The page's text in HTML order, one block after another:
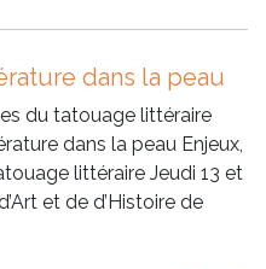
dans la peau
du tatouage littéraire
dans la peau Enjeux,
littéraire Jeudi 13 et
et de d’Histoire de